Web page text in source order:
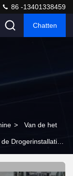
86 -13401338459
Chatten
> Van de het
Drogerinstallatie